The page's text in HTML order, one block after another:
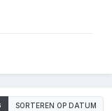
SORTEREN OP DATUM